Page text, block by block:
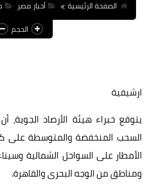
فن
الصفحة الرئيسية
أخبار مصر
الحجم
ارشيفية
يتوقع خبراء هيئة الأرصاد الجوية،
السحب المنخفضة والمتوسطة على
الأمطار على السواحل الشمالية
ومناطق من الوجه البحرى والقاهرة.